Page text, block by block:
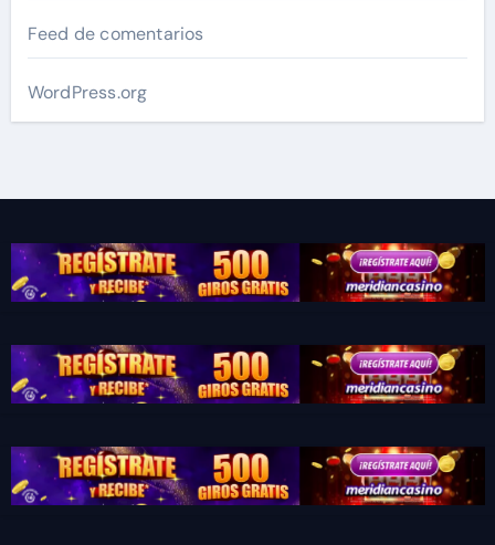
Feed de comentarios
WordPress.org